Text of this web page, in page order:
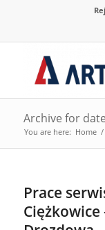
Archive for
You are here: Home /
Prace